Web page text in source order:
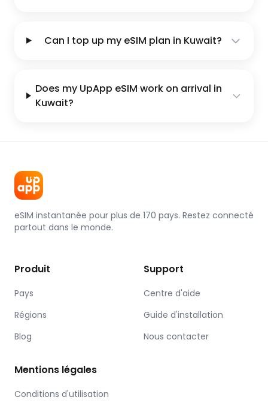
Can I top up my eSIM plan in Kuwait?
Does my UpApp eSIM work on arrival in
Kuwait?
eSIM instantanée pour plus de 170 pays. Restez connecté
partout dans le monde.
Produit
Pays
Régions
Blog
Support
Centre d'aide
Guide d'installation
Nous contacter
Mentions légales
Conditions d'utilisation